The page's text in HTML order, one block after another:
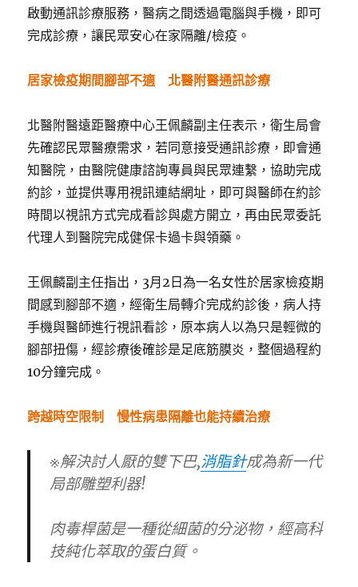
啟動通訊診療服務，醫病之間透過電腦與手機，即可
完成診療，讓民眾安心在家隔離/檢疫。
居家檢疫期間腳部不適 北醫附醫通訊診療
北醫附醫遠距醫療中心王佩麟副主任表示，衛生局會
先確認民眾醫療需求，若同意接受通訊診療，即會通
知醫院，由醫院健康諮詢專員與民眾連繫，協助完成
約診，並提供專用視訊連結網址，即可與醫師在約診
時間以視訊方式完成看診與處方開立，再由民眾委託
代理人到醫院完成健保卡過卡與領藥。
王佩麟副主任指出，3月2日為一名女性於居家檢疫期
間感到腳部不適，經衛生局轉介完成約診後，病人持
手機與醫師進行視訊看診，原本病人以為只是輕微的
腳部扭傷，經診療後確診是足底筋膜炎，整個過程約
10分鐘完成。
跨越時空限制 慢性病患隔離也能持續治療
※解決討人厭的雙下巴,消脂針成為新一代
局部雕塑利器!
肉毒桿菌是一種從細菌的分泌物，經高科
技純化萃取的蛋白質。